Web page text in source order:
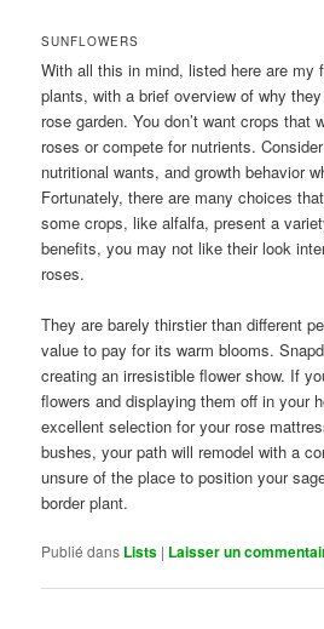
SUNFLOWERS
With all this in mind, listed here are my
plants, with a brief overview of why
rose garden. You don’t want crops that
roses or compete for nutrients.
nutritional wants, and growth behavior
Fortunately, there are many choices
some crops, like alfalfa, present a
benefits, you may not like their look
roses.
They are barely thirstier than different
value to pay for its warm blooms.
creating an irresistible flower show. If
flowers and displaying them off in your
excellent selection for your rose
bushes, your path will remodel with a
unsure of the place to position your
border plant.
Publié dans Lists | Laisser un